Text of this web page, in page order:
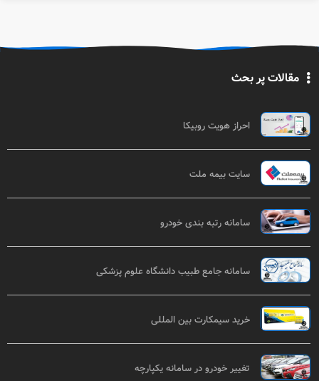
مقالات پر بحث
احراز هویت روبیکا
سایت بیمه ملت
سامانه رتبه بندی خودرو
سامانه جامع طبیب دانشگاه علوم پزشکی
خرید سیمکارت بین المللی
تغییر خودرو در سامانه یکپارچه